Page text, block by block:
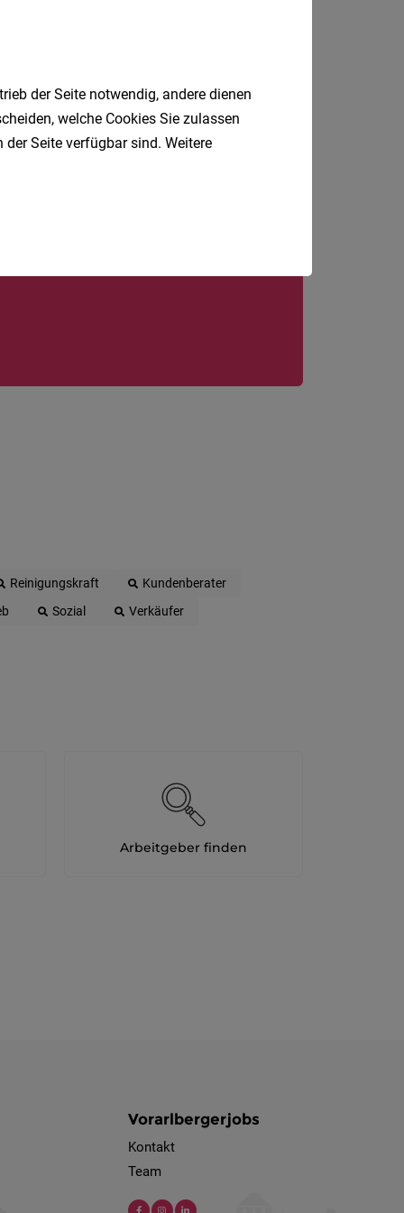
Reinigungskraft
Kundenberater
Sozial
Verkäufer
Arbeitgeber finden
Vorarlbergerjobs
Kontakt
Team
der Seite notwendig, andere dienen
welche Cookies Sie zulassen
Seite verfügbar sind. Weitere